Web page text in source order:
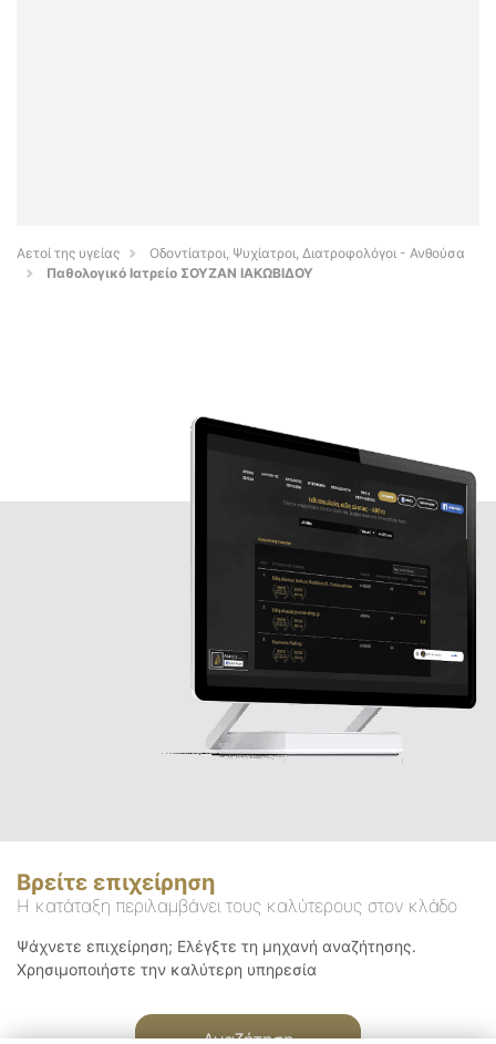
Αετοί της υγείας
Οδοντίατροι, Ψυχίατροι, Διατροφολόγοι - Ανθούσα
Παθολογικό Ιατρείο ΣΟΥΖΑΝ ΙΑΚΩΒΙΔΟΥ
Βρείτε επιχείρηση
Η κατάταξη περιλαμβάνει τους καλύτερους στον κλάδο
Ψάχνετε επιχείρηση; Ελέγξτε τη μηχανή αναζήτησης.
Χρησιμοποιήστε την καλύτερη υπηρεσία